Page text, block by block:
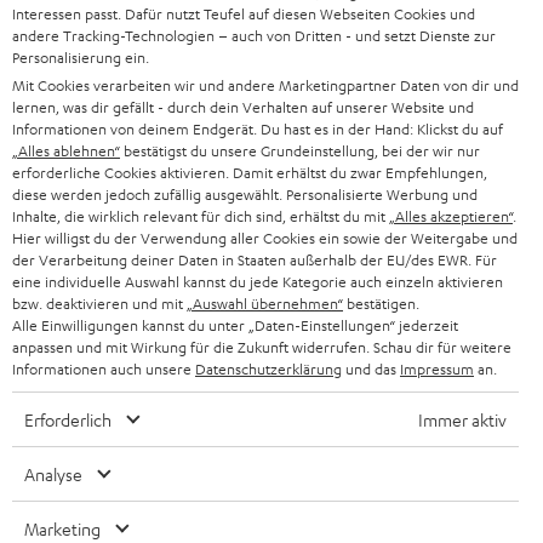
l
d
u
n
g
HEIMKINO-KOMPLETTANLAGEN
SOUNDBAR
HIFI-LAUTSPRECHER
SMART HOME
BLUETOOTH-LAUTSPRECHER
KOPFHÖRER
BLUETOOTH-KOPFHÖRER
STEREOANLAGEN
LAUTSPRECHER
ULTIMA-SERIE
SUPPORT
KARRIERE
PRESSE & MARKETING
GESCHÄFTSKUNDEN
PARTNERPROGRAMM
BLOG
NEWSLETTER
STORES
DEINE VORTEILE BEI TEUFEL
TEUFEL STORY
Teufel Onlineshops
DEUTSCHLAND
ÖSTERREICH
SCHWEIZ
NIEDERLANDE
FRANKREICH
Interessen passt. Dafür nutzt Teufel auf diesen Webseiten Cookies und
andere Tracking-Technologien – auch von Dritten - und setzt Dienste zur
Personalisierung ein.
Mit Cookies verarbeiten wir und andere Marketingpartner Daten von dir und
lernen, was dir gefällt - durch dein Verhalten auf unserer Website und
Informationen von deinem Endgerät. Du hast es in der Hand: Klickst du auf
„Alles ablehnen“ bestätigst du unsere Grundeinstellung, bei der wir nur
erforderliche Cookies aktivieren. Damit erhältst du zwar Empfehlungen,
diese werden jedoch zufällig ausgewählt. Personalisierte Werbung und
Inhalte, die wirklich relevant für dich sind, erhältst du mit „Alles akzeptieren“.
Hier willigst du der Verwendung aller Cookies ein sowie der Weitergabe und
der Verarbeitung deiner Daten in Staaten außerhalb der EU/des EWR. Für
eine individuelle Auswahl kannst du jede Kategorie auch einzeln aktivieren
bzw. deaktivieren und mit „Auswahl übernehmen“ bestätigen.
Alle Einwilligungen kannst du unter „Daten-Einstellungen“ jederzeit
anpassen und mit Wirkung für die Zukunft widerrufen. Schau dir für weitere
Informationen auch unsere Datenschutzerklärung und das Impressum an.
Erforderlich Immer aktiv
Analyse
Marketing